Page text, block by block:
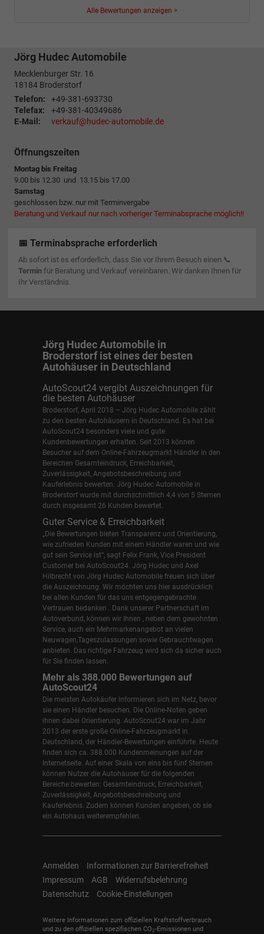
Alle Bewertungen anzeigen >
Jörg Hudec Automobile
Mecklenburger Str. 16
18184 Broderstorf
Telefon:
+49-381-693730
Telefax:
+49-381-40349686
E-Mail:
verkauf@hudec-automobile.de
Öffnungszeiten
Montag bis Freitag
9.00 bis 12.30 und 13.15 bis 17.00
Samstag
geschlossen bzw. nur mit Terminvergabe
Beratung und Verkauf nur nach vorheriger Terminabsprache möglich!!
📅 Terminabsprache erforderlich
Ab sofort ist es erforderlich, dass Sie vor Ihrem Besuch einen 📞
Terminfür Beratung und Verkauf vereinbaren. Wir danken Ihnen für
Ihr Verständnis.
Jörg Hudec Automobile in
Broderstorf ist eines der besten
Autohäuser in Deutschland
AutoScout24 vergibt Auszeichnungen für
die besten Autohäuser
Broderstorf, April 2018 – Jörg Hudec Automobile zählt
zu den besten Autohäusern in Deutschland. Es hat bei
AutoScout24 besonders viele und gute
Kundenbewertungen erhalten. Seit 2013 können
Besucher auf dem Online-Fahrzeugmarkt Händler in den
Bereichen Gesamteindruck, Erreichbarkeit,
Zuverlässigkeit, Angebotsbeschreibung und
Kauferlebnis bewerten. Jörg Hudec Automobile in
Broderstorf wurde mit durchschnittlich 4,4 von 5 Sternen
durch insgesamt 26 Kunden bewertet.
Guter Service & Erreichbarkeit
„Die Bewertungen bieten Transparenz und Orientierung,
wie zufrieden Kunden mit einem Händler waren und wie
gut sein Service ist“, sagt Felix Frank, Vice President
Customer bei AutoScout24. Jörg Hudec und Axel
Hilbrecht von Jörg Hudec Automobile freuen sich über
die Auszeichnung. Wir möchten uns hier ausdrücklich
bei allen Kunden für das uns entgegengebrachte
Vertrauen bedanken . Dank unserer Partnerschaft im
Autoverbund, können wir Ihnen , neben dem gewohnten
Service, auch ein Mehrmarkenangebot an vielen
Neuwagen,Tageszulassungen sowie Gebrauchtwagen
anbieten. Das richtige Fahrzeug wird sich da sicher auch
für Sie finden lassen.
Mehr als 388.000 Bewertungen auf
AutoScout24
Die meisten Autokäufer informieren sich im Netz, bevor
sie einen Händler besuchen. Die Online-Noten geben
ihnen dabei Orientierung. AutoScout24 war im Jahr
2013 der erste große Online-Fahrzeugmarkt in
Deutschland, der Händler-Bewertungen einführte. Heute
finden sich ca. 388.000 Kundenmeinungen auf der
Internetseite. Auf einer Skala von eins bis fünf Sternen
können Nutzer die Autohäuser für die folgenden
Bereiche bewerten: Gesamteindruck, Erreichbarkeit,
Zuverlässigkeit, Angebotsbeschreibung und
Kauferlebnis. Zudem können Kunden angeben, ob sie
ein Autohaus weiterempfehlen.
Anmelden
Informationen zur Barrierefreiheit
Impressum
AGB
Widerrufsbelehrung
Datenschutz
Cookie-Einstellungen
Weitere Informationen zum offiziellen Kraftstoffverbrauch
und zu den offiziellen spezifischen CO2-Emissionen und